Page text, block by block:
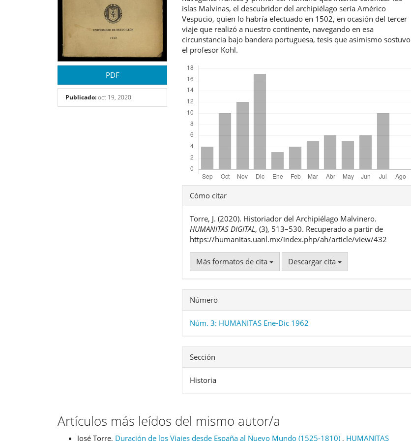
PDF
Publicado:oct 19, 2020
islas Malvinas, el descubridor del archipiélago sería Américo
Vespucio, quien lo habría efectuado en 1502, en ocasión del tercer
viaje que realizó a nuestro continente, navegando en esa
circunstancia bajo bandera portuguesa, tesis que asimismo sostuvo
el profesor Kohl.
Detalles
del
artículo
Cómo citar
Torre, J. (2020). Historiador del Archipiélago Malvinero.
HUMANITAS DIGITAL, (3), 513–530. Recuperado a partir de
https://humanitas.uanl.mx/index.php/ah/article/view/432
Más formatos de cita Descargar cita
Número
Núm. 3: HUMANITAS Ene-Dic 1962
Sección
Historia
Artículos más leídos del mismo autor/a
José Torre, Duración de los Viajes desde España al Nuevo Mundo (1525-1810) , HUMANITAS